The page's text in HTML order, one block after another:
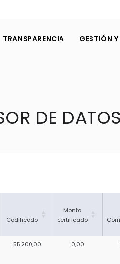
TRANSPARENCIA GESTIÓN Y
DE DATOS
Codificado
Monto
certificado
55.200,00 0,00